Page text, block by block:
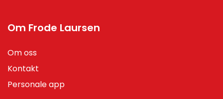
Om Frode Laursen
Om oss
Kontakt
Personale app